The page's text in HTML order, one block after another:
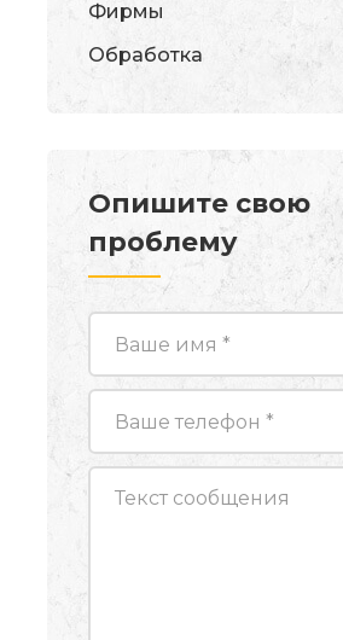
Фирмы
Обработка
Опишите свою
проблему